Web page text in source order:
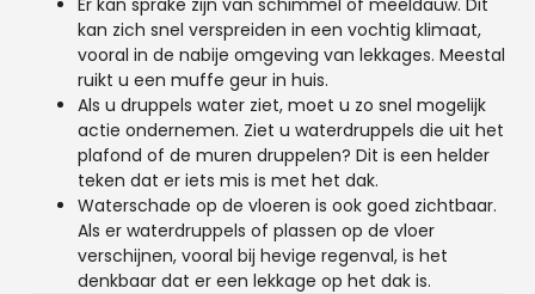
kan zich snel verspreiden in een vochtig klimaat,
vooral in de nabije omgeving van lekkages. Meestal
ruikt u een muffe geur in huis.
Als u druppels water ziet, moet u zo snel mogelijk
actie ondernemen. Ziet u waterdruppels die uit het
plafond of de muren druppelen? Dit is een helder
teken dat er iets mis is met het dak.
Waterschade op de vloeren is ook goed zichtbaar.
Als er waterdruppels of plassen op de vloer
verschijnen, vooral bij hevige regenval, is het
denkbaar dat er een lekkage op het dak is.